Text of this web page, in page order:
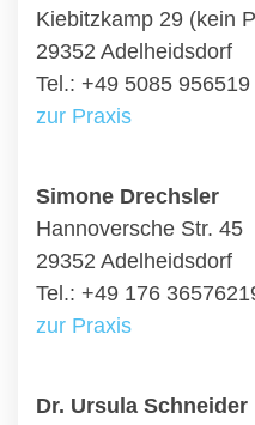
Kiebitzkamp 29 (kein
29352 Adelheidsdorf
Tel.: +49 5085 956519
zur Praxis
Simone Drechsler
Hannoversche Str. 45
29352 Adelheidsdorf
Tel.: +49 176
zur Praxis
Dr. Ursula